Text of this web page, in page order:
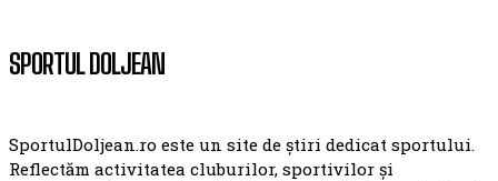
SPORTUL DOLJEAN
SportulDoljean.ro este un site de știri dedicat sportului.
Reflectăm activitatea cluburilor, sportivilor și